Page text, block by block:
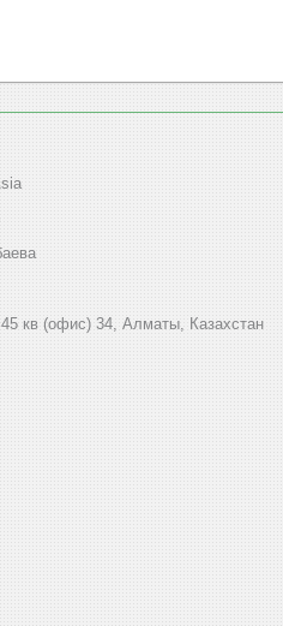
кв (офис) 34, Алматы, Казахстан